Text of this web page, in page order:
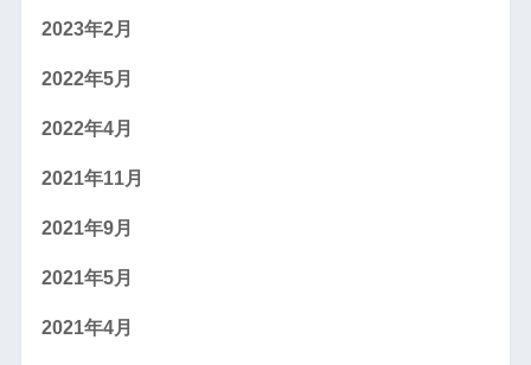
2023年2月
2022年5月
2022年4月
2021年11月
2021年9月
2021年5月
2021年4月